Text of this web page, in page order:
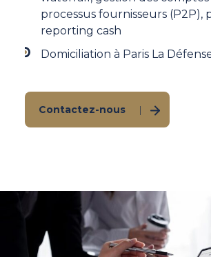
processus fournisseurs (P2P),
reporting cash
Domiciliation à Paris La
Contactez-nous